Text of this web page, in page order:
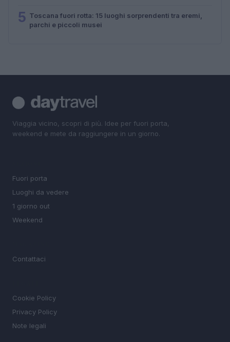
5 Toscana fuori rotta: 15 luoghi sorprendenti tra eremi,
parchi e piccoli musei
Viaggia vicino, scopri di più. Idee per fuori porta,
weekend e mete da raggiungere in un giorno.
Fuori porta
Luoghi da vedere
1 giorno out
Weekend
Contattaci
Cookie Policy
Privacy Policy
Note legali